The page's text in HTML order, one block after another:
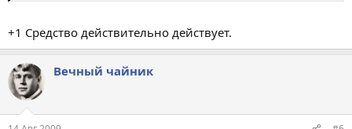
+1 Средство действительно действует.
Вечный чайник